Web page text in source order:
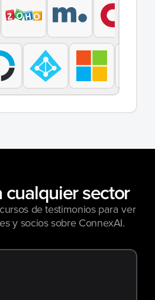
cualquier sector
de testimonios para ver
y socios sobre ConnexAI.